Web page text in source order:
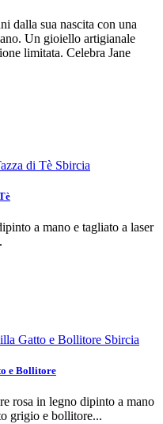
dalla sua nascita con una
Un gioiello artigianale
limitata. Celebra Jane
Sbircia
a mano e tagliato a laser
Sbircia
e Bollitore
rosa in legno dipinto a mano
grigio e bollitore...